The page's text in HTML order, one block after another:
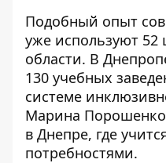
Подобный опыт
уже используют
области. В
130 учебных
системе
Марина
в Днепре, где
потребностями.